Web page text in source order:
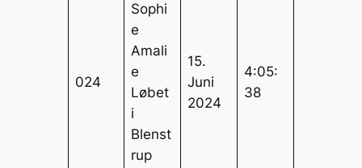
024
Sophi
e
Amali
e
Løbet
i
Blenst
rup
15.
Juni
2024
4:05:
38